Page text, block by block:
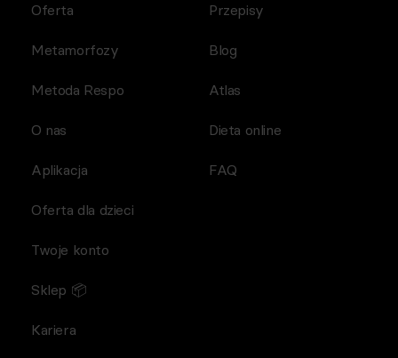
Oferta
Metamorfozy
Metoda Respo
O nas
Aplikacja
Przepisy
Blog
Atlas
Dieta online
FAQ
Oferta dla dzieci
Twoje konto
Sklep 📦
Kariera